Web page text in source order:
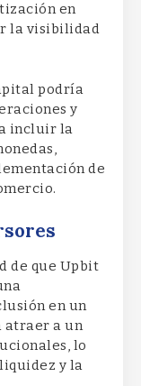
en
la visibilidad
podría
y
incluir la
de
de que Upbit
en un
atraer a un
lo
y la